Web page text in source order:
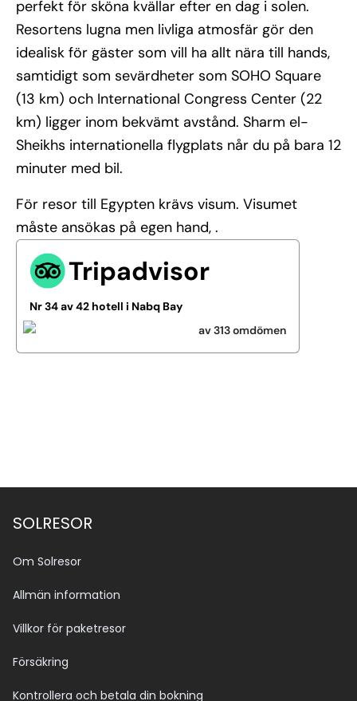
perfekt för sköna kvällar efter en dag i solen.
Resortens lugna men livliga atmosfär gör den
idealisk för gäster som vill ha allt nära till hands,
samtidigt som sevärdheter som SOHO Square
(13 km) och International Congress Center (22
km) ligger inom bekvämt avstånd. Sharm el-
Sheikhs internationella flygplats når du på bara 12
minuter med bil.
För resor till Egypten krävs visum. Visumet
måste ansökas på egen hand, .
Tripadvisor
Nr 34 av 42 hotell i Nabq Bay
av 313 omdömen
SOLRESOR
Om Solresor
Allmän information
Villkor för paketresor
Försäkring
Kontrollera och betala din bokning